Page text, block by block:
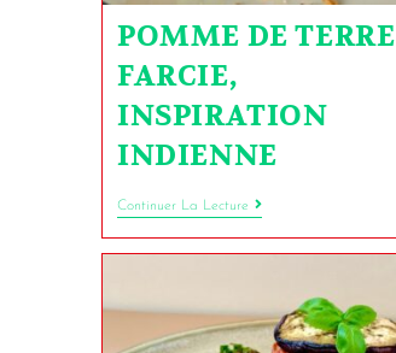
POMME DE TERRE
FARCIE,
INSPIRATION
INDIENNE
Continuer La Lecture